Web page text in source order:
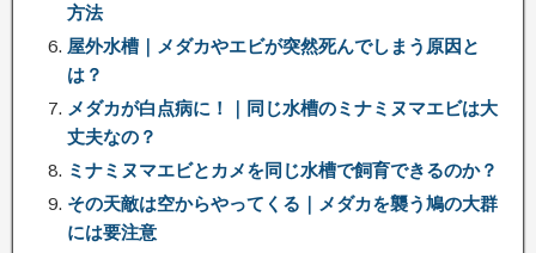
方法
屋外水槽｜メダカやエビが突然死んでしまう原因と
は？
メダカが白点病に！｜同じ水槽のミナミヌマエビは大
丈夫なの？
ミナミヌマエビとカメを同じ水槽で飼育できるのか？
その天敵は空からやってくる｜メダカを襲う鳩の大群
には要注意